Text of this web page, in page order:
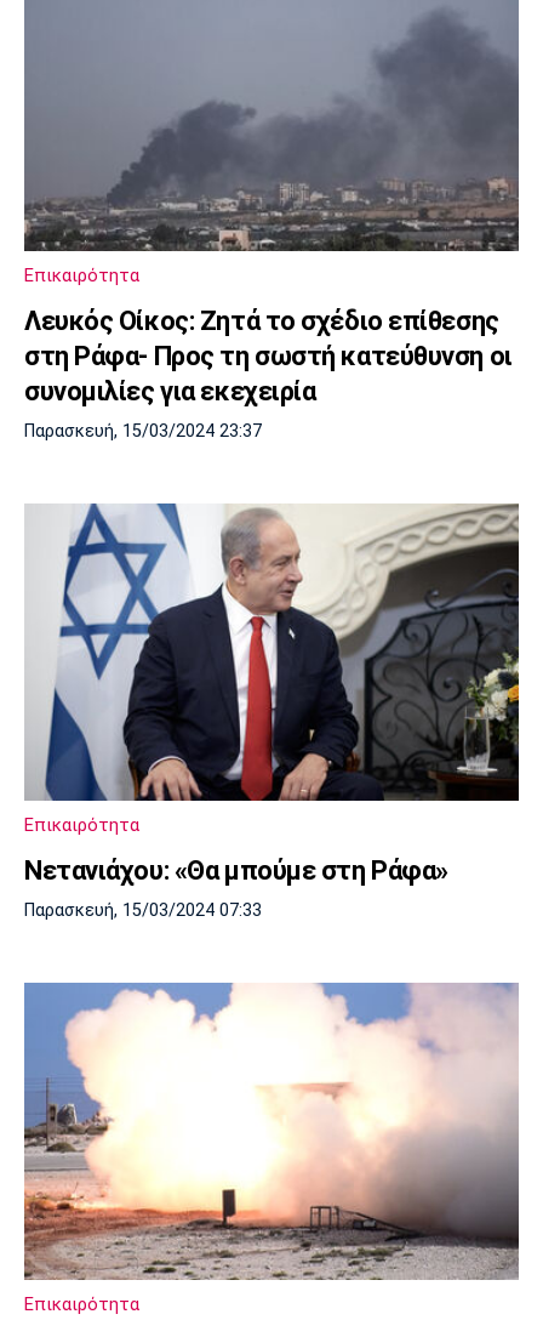
Επικαιρότητα
Λευκός Οίκος: Ζητά το σχέδιο επίθεσης
στη Ράφα- Προς τη σωστή κατεύθυνση οι
συνομιλίες για εκεχειρία
Παρασκευή, 15/03/2024 23:37
Επικαιρότητα
Νετανιάχου: «Θα μπούμε στη Ράφα»
Παρασκευή, 15/03/2024 07:33
Επικαιρότητα